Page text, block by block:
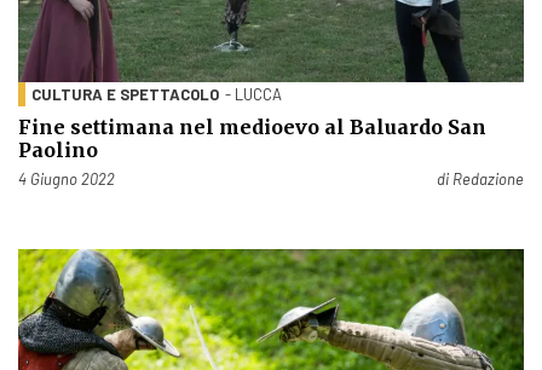
CULTURA E SPETTACOLO - LUCCA
Fine settimana nel medioevo al Baluardo San
Paolino
Pubblicato il
4 Giugno 2022 di Redazione